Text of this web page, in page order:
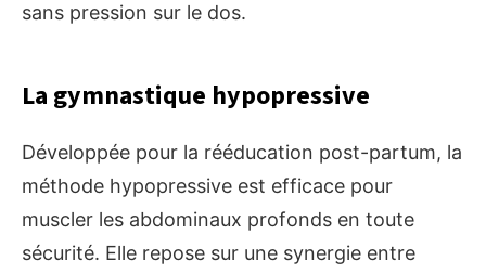
sans pression sur le dos.
La gymnastique hypopressive
Développée pour la rééducation post-partum, la
méthode hypopressive est efficace pour
muscler les abdominaux profonds en toute
sécurité. Elle repose sur une synergie entre